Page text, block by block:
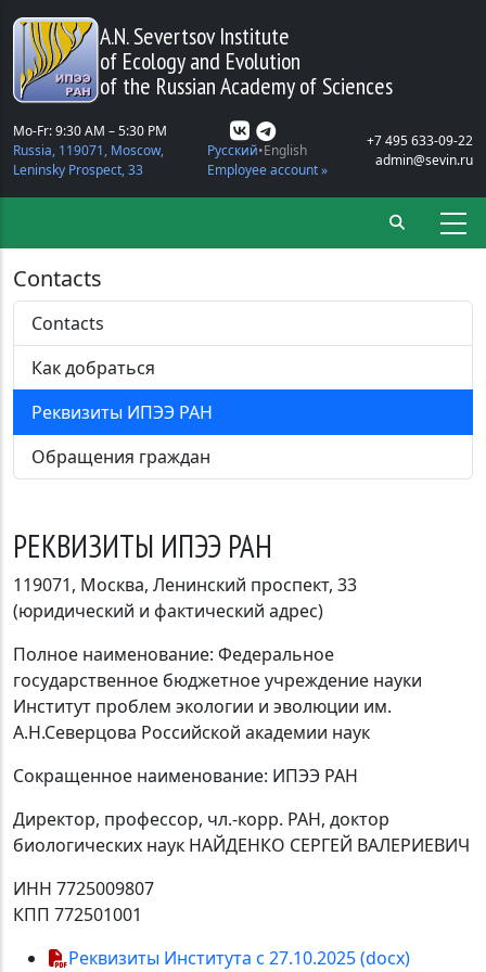
Skip to main content
A.N. Severtsov Institute
of Ecology and Evolution
of the Russian Academy of Sciences
Mo-Fr: 9:30 AM – 5:30 PM
Russia, 119071, Moscow,
Leninsky Prospect, 33
Русский English
Employee account »
+7 495 633-09-22
admin@sevin.ru
Contacts
Contacts
Как добраться
Реквизиты ИПЭЭ РАН
Обращения граждан
РЕКВИЗИТЫ ИПЭЭ РАН
119071, Москва, Ленинский проспект, 33
(юридический и фактический адрес)
Полное наименование: Федеральное
государственное бюджетное учреждение науки
Институт проблем экологии и эволюции им.
А.Н.Северцова Российской академии наук
Сокращенное наименование: ИПЭЭ РАН
Директор, профессор, чл.-корр. РАН, доктор
биологических наук НАЙДЕНКО СЕРГЕЙ ВАЛЕРИЕВИЧ
ИНН 7725009807
КПП 772501001
Реквизиты Института с 27.10.2025 (doсx)